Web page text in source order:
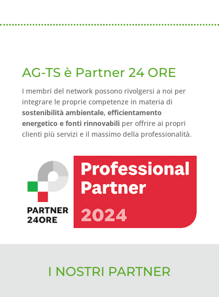
AG-TS è Partner 24 ORE
I membri del network possono rivolgersi a noi per
integrare le proprie competenze in materia di
sostenibilità ambientale, efficientamento
energetico e fonti rinnovabiliper offrire ai propri
clienti più servizi e il massimo della professionalità.
I NOSTRI PARTNER